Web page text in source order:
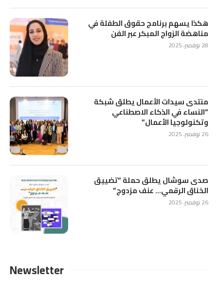
هكذا يسهم برنامج حقوق الطفلة في
مناهضة الزواج المبكر عبر الفن
28 نوفمبر، 2025
منتدى سيدات الأعمال يطلق شبكة
“النساء في الذكاء الاصطناعي
وتكنولوجيا الأعمال”
26 نوفمبر، 2025
صدى سوشال يطلق حملة “تضييق
الخناق الرقمي… عنف مزدوج”
26 نوفمبر، 2025
Newsletter